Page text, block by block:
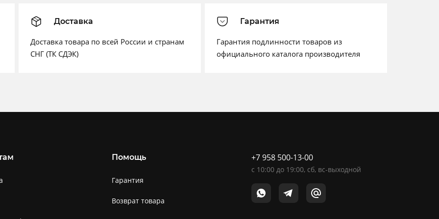
Доставка
Доставка товара по всей России и странам
СНГ (ТК СДЭК)
Гарантия
Гарантия подлинности товаров из
официального каталога производителя
Помощь
Гарантия
Возврат товара
+7 958 500-13-00
c 10:00 до 19:00, сб, вс-выходной